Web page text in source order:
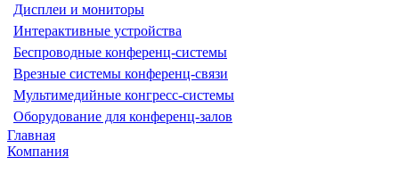
Дисплеи и мониторы
Интерактивные устройства
Беспроводные конференц-системы
Врезные системы конференц-связи
Мультимедийные конгресс-системы
Оборудование для конференц-залов
Главная
Компания